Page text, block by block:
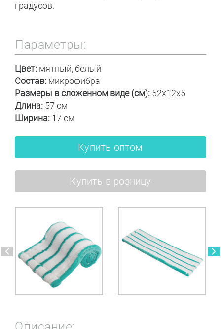
градусов.
Параметры:
Цвет: мятный, белый
Состав: микрофибра
Размеры в сложенном виде (см): 52x12x5
Длина: 57 см
Ширина: 17 см
Купить оптом
Купить в розницу